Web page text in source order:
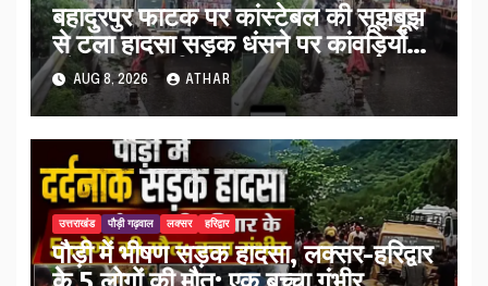
बहादुरपुर फाटक पर कांस्टेबल की सूझबूझ
से टला हादसा सड़क धंसने पर कांवड़ियों
को किया अलर्ट…
AUG 8, 2026 ATHAR
उत्तराखंड पौड़ी गढ़वाल लक्सर हरिद्वार
पौड़ी में भीषण सड़क हादसा, लक्सर-हरिद्वार
के 5 लोगों की मौत; एक बच्चा गंभीर